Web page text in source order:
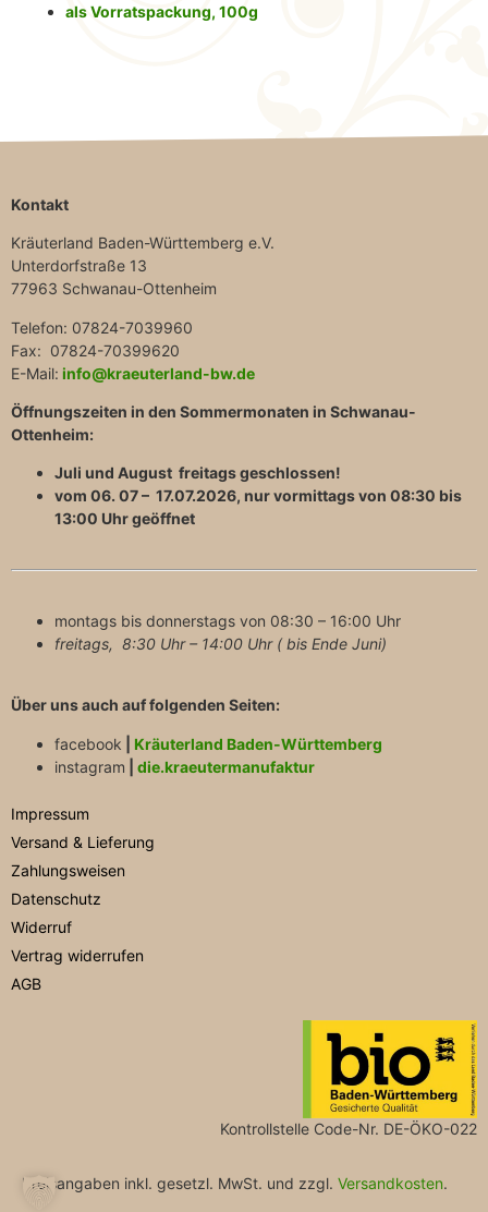
als Vorratspackung, 100g
Kontakt
Kräuterland Baden-Württemberg e.V.
Unterdorfstraße 13
77963 Schwanau-Ottenheim
Telefon: 07824-7039960
Fax: 07824-70399620
E-Mail: info@kraeuterland-bw.de
Öffnungszeiten in den Sommermonaten in Schwanau-
Ottenheim:
Juli und August freitags geschlossen!
vom 06. 07 – 17.07.2026, nur vormittags von 08:30 bis
13:00 Uhr geöffnet
montags bis donnerstags von 08:30 – 16:00 Uhr
freitags, 8:30 Uhr – 14:00 Uhr ( bis Ende Juni)
Über uns auch auf folgenden Seiten:
facebook
Kräuterland Baden-Württemberg
instagram
die.kraeutermanufaktur
Impressum
Versand & Lieferung
Zahlungsweisen
Datenschutz
Widerruf
Vertrag widerrufen
AGB
Kontrollstelle Code-Nr. DE-ÖKO-022
Preisangaben inkl. gesetzl. MwSt. und zzgl. Versandkosten.